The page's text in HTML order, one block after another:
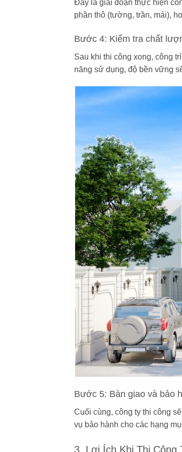
Đây là giai đoạn thực hiện
phần thô (tường, trần, mái),
Bước 4: Kiểm tra chất
Sau khi thi công xong, công
năng sử dụng, độ bền vững
Bước 5: Bàn giao và bảo
Cuối cùng, công ty thi công
vụ bảo hành cho các hạng
3. Lợi Ích Khi Thi Công